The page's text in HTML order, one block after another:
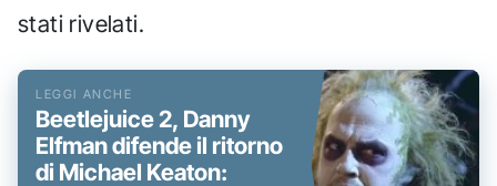
stati rivelati.
Beetlejuice 2, Danny
Elfman difende il ritorno
di Michael Keaton: